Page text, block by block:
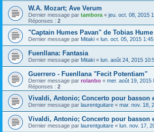
W.A. Mozart; Ave Verum
Dernier message par tambora « jeu. oct. 08, 2015
Réponses : 2
"Captain Humes Pavan" de Tobias Hume
Dernier message par Mitaki « lun. oct. 05, 2015
Fuenllana: Fantasia
Dernier message par Mitaki « lun. août 24, 2015
Guerrero - Fuenllana "Fecit Potentiam"
Dernier message par rolanbo « mer. août 19, 2015
Réponses : 2
Vivaldi, Antonio; Concerto pour basson
Dernier message par laurentguitare « mar. nov. 18,
Vivaldi, Antonio; Concerto pour basson
Dernier message par laurentguitare « lun. nov. 17,